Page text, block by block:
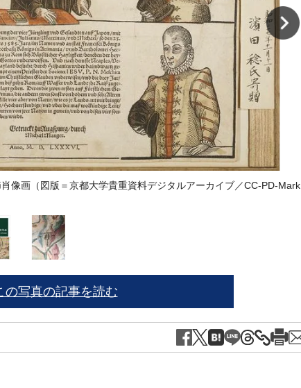
像画（図版＝京都大学貴重資料デジタルアーカイブ／CC-PD-Mark
の写真の記事を読む